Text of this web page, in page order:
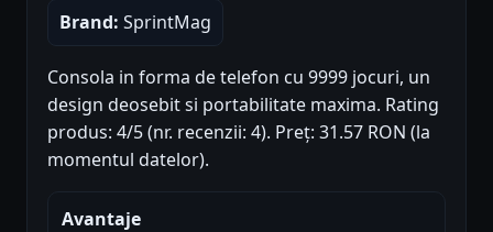
Brand: SprintMag
Consola in forma de telefon cu 9999 jocuri, un
design deosebit si portabilitate maxima. Rating
produs: 4/5 (nr. recenzii: 4). Preț: 31.57 RON (la
momentul datelor).
Avantaje